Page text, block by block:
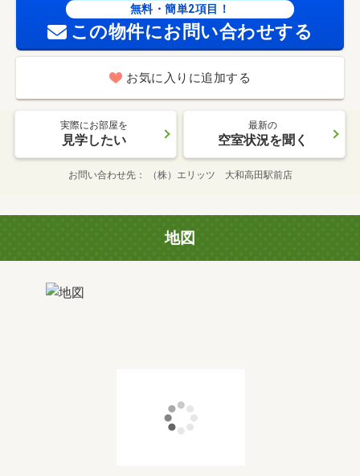
無料・簡単2項目！
この物件にお問い合わせする
お気に入りに追加する
実際にお部屋を
見学したい
最新の
空室状況を聞く
お問い合わせ先 （株）エリッツ 大和高田駅前店
地図